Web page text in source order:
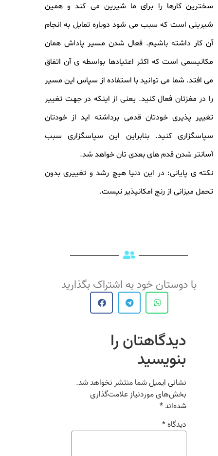
سخترین کارها را برای ما شیرین می کند و همین
شیرینی است که سبب می شود دوباره تمایل به انجام
آن کار داشته باشیم. فعال شدن مسیر پاداش همان
مکانیسمی است که اکثر اعتیادها بواسطه ی آن اتفاق
می افتد. شما می توانید با استفاده از سپاس این مسیر
را در مغزتان فعال کنید. یعنی از اینکه در جهت تغییر
تغییر پذیری خودتان قدمی برداشته اید از خودتان
سپاسگزاری کنید. بنابراین این سپاسگزاری سبب
آسانتر شدن قدم های بعدی تان خواهد شد.
نکته ی پایانی: در این دنیا هیچ رشد و تغییری بدون
تحمل میزانی از رنج امکانپذیر نیست.
با دوستان خود به اشتراک بگذارید
دیدگاهتان را
بنویسید
نشانی ایمیل شما منتشر نخواهد شد.
بخش‌های موردنیاز علامت‌گذاری
شده‌اند*
دیدگاه*